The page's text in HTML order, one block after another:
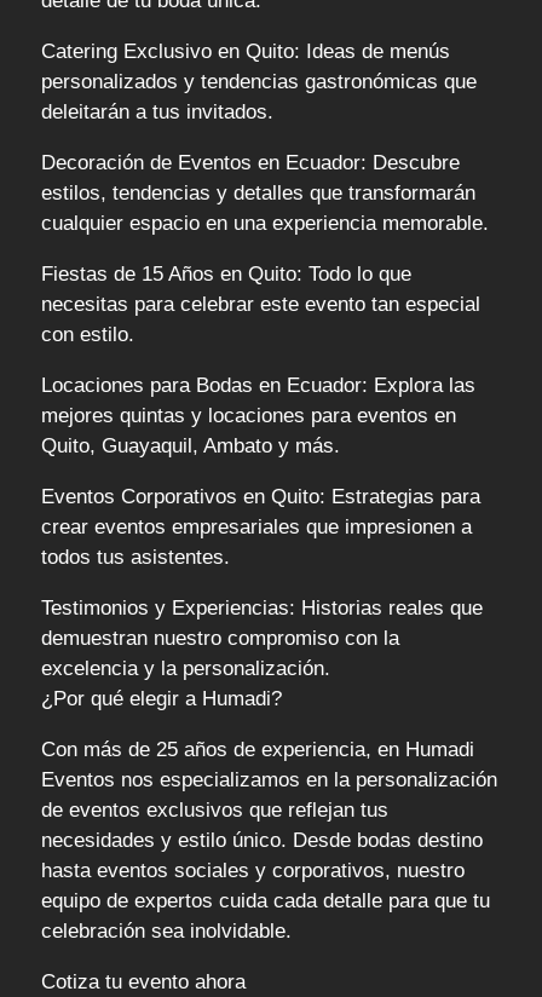
Catering Exclusivo en Quito: Ideas de menús
personalizados y tendencias gastronómicas que
deleitarán a tus invitados.
Decoración de Eventos en Ecuador: Descubre
estilos, tendencias y detalles que transformarán
cualquier espacio en una experiencia memorable.
Fiestas de 15 Años en Quito: Todo lo que
necesitas para celebrar este evento tan especial
con estilo.
Locaciones para Bodas en Ecuador: Explora las
mejores quintas y locaciones para eventos en
Quito, Guayaquil, Ambato y más.
Eventos Corporativos en Quito: Estrategias para
crear eventos empresariales que impresionen a
todos tus asistentes.
Testimonios y Experiencias: Historias reales que
demuestran nuestro compromiso con la
excelencia y la personalización.
¿Por qué elegir a Humadi?
Con más de 25 años de experiencia, en Humadi
Eventos nos especializamos en la personalización
de eventos exclusivos que reflejan tus
necesidades y estilo único. Desde bodas destino
hasta eventos sociales y corporativos, nuestro
equipo de expertos cuida cada detalle para que tu
celebración sea inolvidable.
Cotiza tu evento ahora